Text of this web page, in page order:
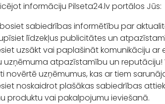
informāciju Pilseta24.lv portālos Jūs:
sabiedrības informētību par
līdzekļus publicitātes un
uzsākt vai paplašināt komunikāciju ar
uzņēmuma atpazīstamību un
novērtē uzņēmumus, kas ar tiem
noskaidrot plašākas sabiedrības
produktu vai pakalpojumu ieviešanā.